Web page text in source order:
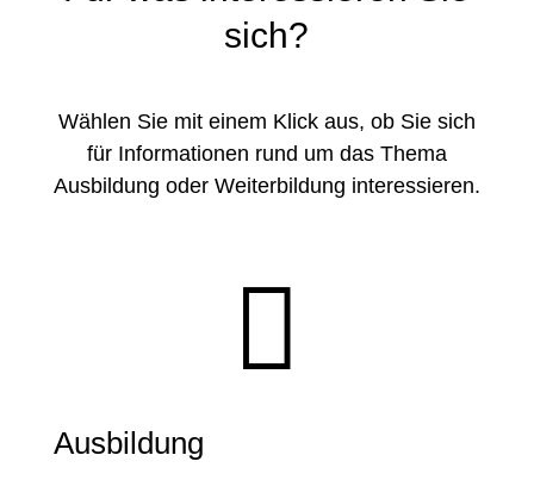
sich?
Wählen Sie mit einem Klick aus, ob Sie sich
für Informationen rund um das Thema
Ausbildung oder Weiterbildung interessieren.

Ausbildung